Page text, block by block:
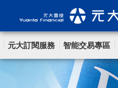
元大訂閱服務 智能交易專區